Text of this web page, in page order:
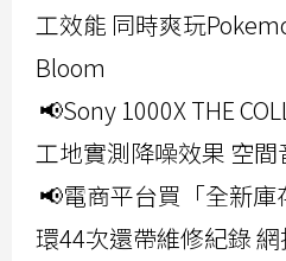
工效能 同時爽玩
Bloom
📢Sony 1000X THE
工地實測降噪效果 空
📢電商平台買「全新
環44次還帶維修紀錄